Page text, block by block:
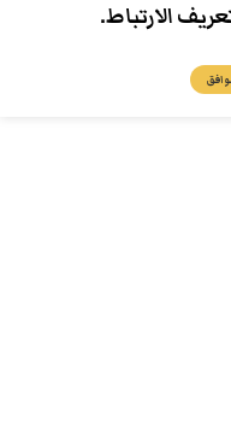
الارتباط.